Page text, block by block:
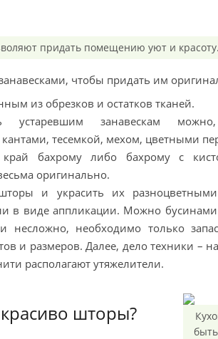
придать помещению уют и красоту.
чтобы придать им
из обрезков и остатков тканей.
занавескам можно,
тесемкой, мехом, цветными
бахрому либо бахрому с
оригинально.
и украсить их
в виде аппликации. Можно
несложно, необходимо только
и размеров. Далее, дело техники –
располагают утяжелители.
шторы?